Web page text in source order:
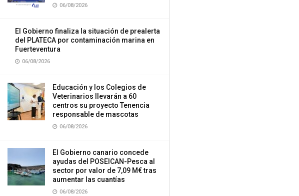
06/08/2026
El Gobierno finaliza la situación de prealerta
del PLATECA por contaminación marina en
Fuerteventura
06/08/2026
Educación y los Colegios de
Veterinarios llevarán a 60
centros su proyecto Tenencia
responsable de mascotas
06/08/2026
El Gobierno canario concede
ayudas del POSEICAN-Pesca al
sector por valor de 7,09 M€ tras
aumentar las cuantías
06/08/2026